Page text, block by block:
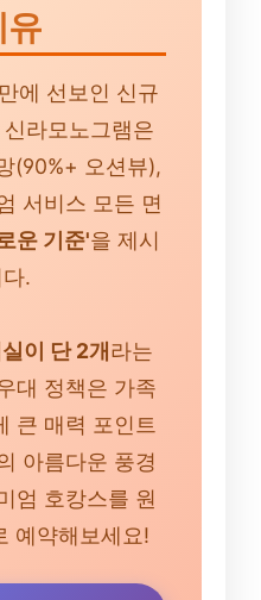
유
에 선보인 신규
라모노그램은
(90%+ 오션뷰),
서비스 모든 면
운 기준'을 제시
.
이 단 2개 라는
대 정책은 가족
큰 매력 포인트
아름다운 풍경
엄 호캉스를 원
예약해보세요!